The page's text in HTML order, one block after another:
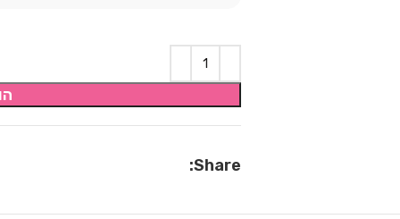
Share: